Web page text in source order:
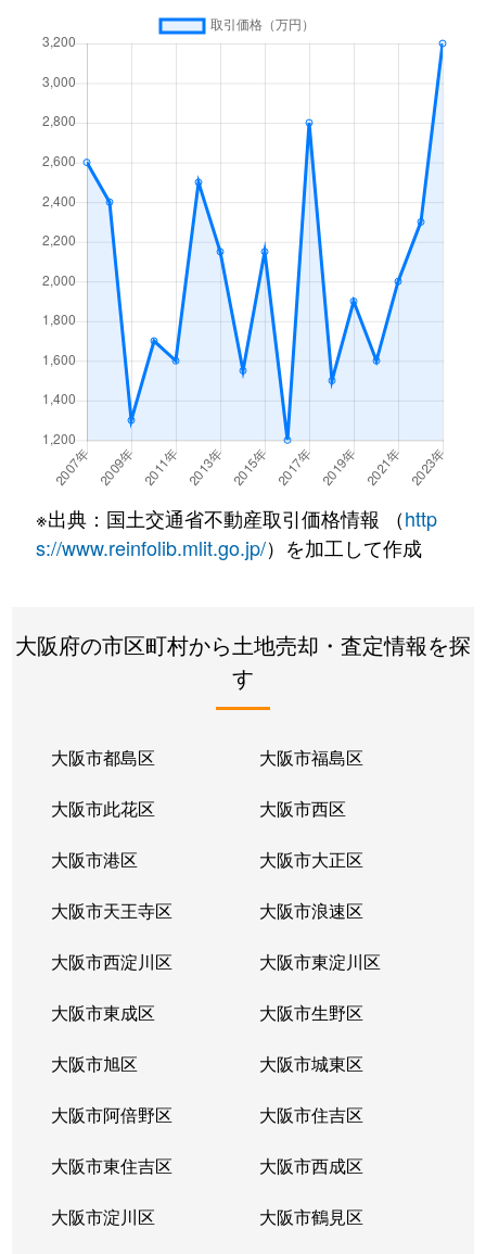
1,300万円 大和田(大阪)
徒歩3分
本町
1,100万円 西三荘
徒歩3分
三ツ島
75,000万円 門真南
徒歩5分
40,000万円 門真南
徒歩15分
御堂町
2,400万円 大和田(大阪)
徒歩8分
南野口町
2,400万円 大和田(大阪)
萱島
向島町
850万円 大日
徒歩8分
向島町
16,000万円 大日
徒歩8分
元町
620万円 西三荘 徒歩4分
※出典：国土交通省不動産取引価格情報 （http
s://www.reinfolib.mlit.go.jp/）を加工して作成
大阪府の市区町村から土地売却・査定情報を探
す
大阪市都島区 大阪市福島区
大阪市此花区 大阪市西区
大阪市港区 大阪市大正区
大阪市天王寺区 大阪市浪速区
大阪市西淀川区 大阪市東淀川区
大阪市東成区 大阪市生野区
大阪市旭区 大阪市城東区
大阪市阿倍野区 大阪市住吉区
大阪市東住吉区 大阪市西成区
大阪市淀川区 大阪市鶴見区